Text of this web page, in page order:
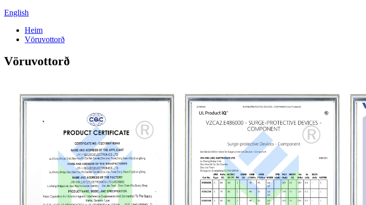
English
Heim
Vöruvottorð
Vöruvottorð